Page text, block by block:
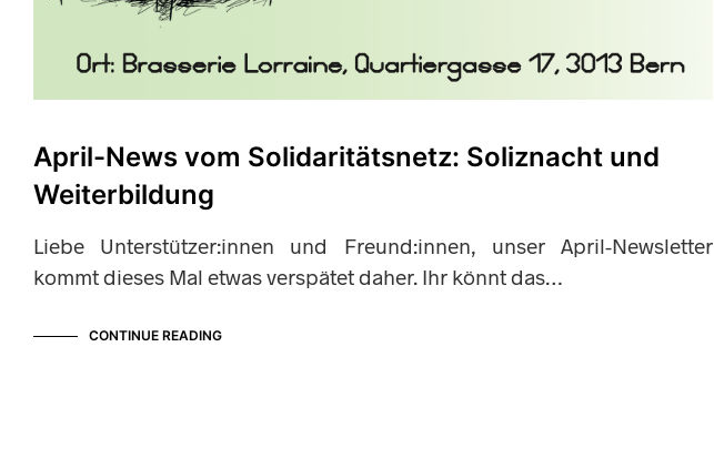
April-News vom Solidaritätsnetz: Soliznacht und
Weiterbildung
Liebe Unterstützer:innen und Freund:innen, unser April-Newsletter
kommt dieses Mal etwas verspätet daher. Ihr könnt das…
CONTINUE READING